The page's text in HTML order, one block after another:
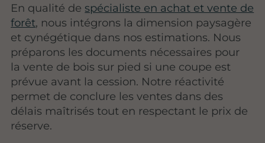
En qualité despécialiste en achat et vente de
forêt, nous intégrons la dimension paysagère
et cynégétique dans nos estimations. Nous
préparons les documents nécessaires pour
la vente de bois sur pied si une coupe est
prévue avant la cession. Notre réactivité
permet de conclure les ventes dans des
délais maîtrisés tout en respectant le prix de
réserve.